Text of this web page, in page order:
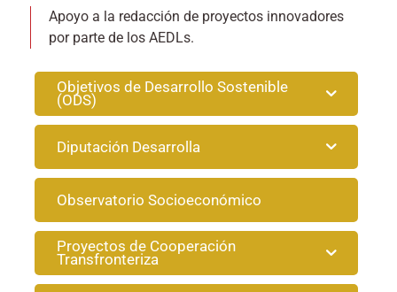
Apoyo a la redacción de proyectos innovadores
por parte de los AEDLs.
Objetivos de Desarrollo Sostenible
(ODS)
Diputación Desarrolla
Observatorio Socioeconómico
Proyectos de Cooperación
Transfronteriza